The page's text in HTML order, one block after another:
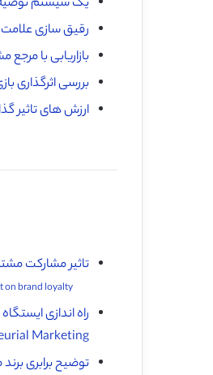
رقیق سازی علامت
بازاریابی با
بررسی اثرگذاری
ارزش های تاثیر
تاثیر مشارکت
راه اندازی
Marketing ♦️
توضیح برابری